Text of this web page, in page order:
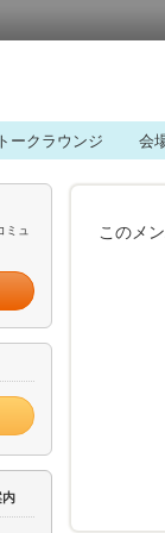
トークラウンジ 会
ミュ
内
このメ